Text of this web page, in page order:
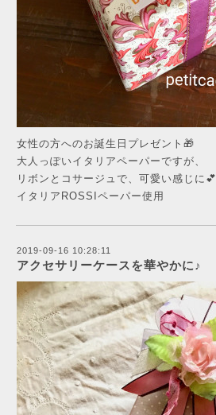
女性の方へのお誕生日プレゼント🎁
大人っぽいイタリアペーパーですが、
リボンとコサージュで、可愛い感じに💕
イタリアROSSIペーパー使用
2019-09-16 10:28:11
アクセサリーケースを華やかに♪